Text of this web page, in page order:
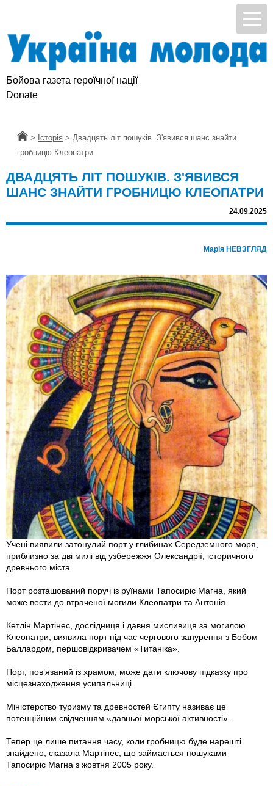
Бойова газета героїчної нації
Donate
Головна
> Історія > Двадцять літ пошуків. З'явився шанс знайти
гробницю Клеопатри
ДВАДЦЯТЬ ЛІТ ПОШУКІВ. З'ЯВИВСЯ
ШАНС ЗНАЙТИ ГРОБНИЦЮ КЛЕОПАТРИ
24.09.2025
Марія НЕВЗГЛЯД
Учені виявили затонулий порт у глибинах Середземного моря,
приблизно за дві милі від узбережжя Олександрії, історичного
древнього міста.
Порт розташований поруч із руїнами Тапосиріс Магна, який
може вести до втраченої могили Клеопатри та Антонія.
Кетлін Мартінес, дослідниця і давня мисливиця за могилою
Клеопатри, виявила порт під час чергового занурення з Бобом
Баллардом, першовідкривачем «Титаніка».
Порт, пов’язаний із храмом, може дати ключову підказку про
місцезнаходження усипальниці.
Міністерство туризму та древностей Єгипту називає це
потенційним свідченням «давньої морської активності».
Тепер це лише питання часу, коли гробницю буде нарешті
знайдено, сказала Мартінес, що займається пошуками
Тапосиріс Магна з жовтня 2005 року.